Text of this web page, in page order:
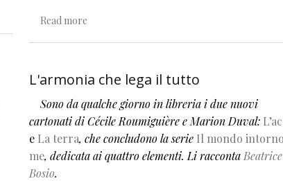
Read moreabout I semi magici della maestra
L'armonia che lega il tutto
Sono da qualche giorno in libreria i due nuovi
cartonati di Cécile Roumiguière e Marion Duval:
e La terra, che concludono la serie Il mondo
me, dedicata ai quattro elementi. Li racconta Beatrice
Bosio.